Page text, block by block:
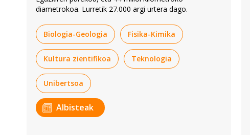
diametrokoa. Lurretik 27.000 argi urtera dago.
Biologia-Geologia Fisika-Kimika
Kultura zientifikoa Teknologia
Unibertsoa
Albisteak